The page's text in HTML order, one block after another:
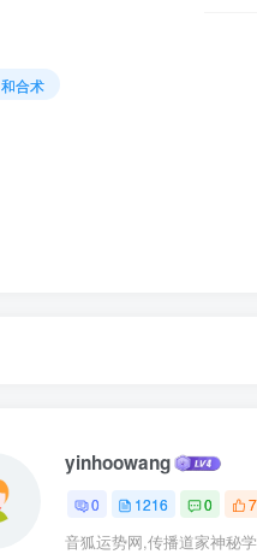
和合术
yinhoowang
0 1216 0
音狐运势网,传播道家神秘